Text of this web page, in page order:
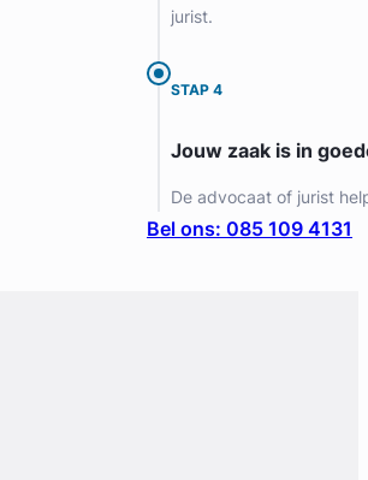
jurist.
STAP 4
Jouw zaak is in
De advocaat of jurist
Bel ons: 085 109 4131